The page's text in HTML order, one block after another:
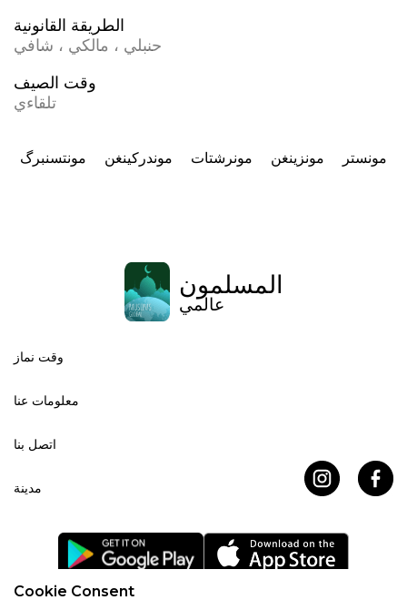
Cookie Consent
الطريقة القانونية
حنبلي ، مالكي ، شافي
وقت الصيف
تلقاءي
مونتسنبرگ موندركينغن مونرشتات مونزينغن مونستر
المسلمون
عالمي
وقت نماز
معلومات عنا
اتصل بنا
مدينة